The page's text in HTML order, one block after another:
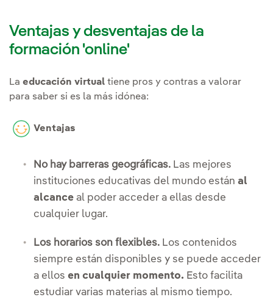
Ventajas y desventajas de la
formación 'online'
La educación virtual tiene pros y contras a valorar
para saber si es la más idónea:
Ventajas
No hay barreras geográficas. Las mejores
instituciones educativas del mundo están al
alcance al poder acceder a ellas desde
cualquier lugar.
Los horarios son flexibles. Los contenidos
siempre están disponibles y se puede acceder
a ellos en cualquier momento. Esto facilita
estudiar varias materias al mismo tiempo.